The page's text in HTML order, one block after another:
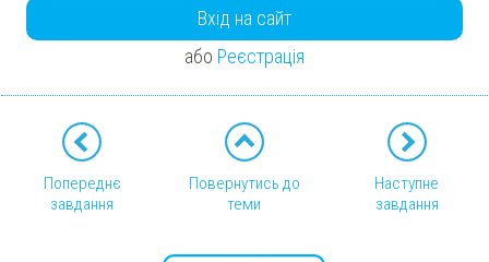
Вхід на сайт
або Реєстрація
Попереднє
завдання
Повернутись до
теми
Наступне
завдання